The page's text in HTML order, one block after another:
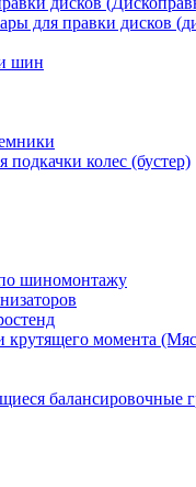
для правки дисков
шин
подкачки колес (бустер)
шиномонтажу
крутящего момента
балансировочные